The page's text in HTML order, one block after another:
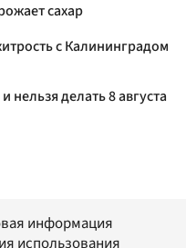
сахар
с Калининградом
делать 8 августа
информация
использования